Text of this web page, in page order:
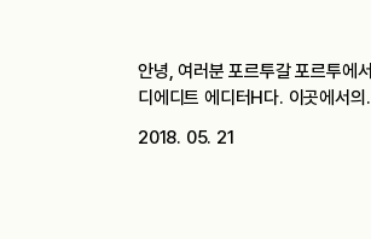
안녕, 여러분 포르투갈 포르투에서
디에디트 에디터H다. 이곳에서의
2018. 05. 21